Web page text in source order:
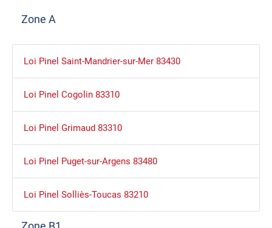
Zone A
Loi Pinel Saint-Mandrier-sur-Mer 83430
Loi Pinel Cogolin 83310
Loi Pinel Grimaud 83310
Loi Pinel Puget-sur-Argens 83480
Loi Pinel Solliès-Toucas 83210